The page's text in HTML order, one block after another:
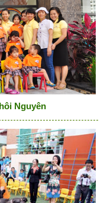
Nguyên